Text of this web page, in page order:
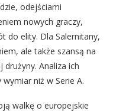
odejściami
nowych graczy,
do elity. Dla Salernitany,
ale także szansą na
Analiza ich
wymiar niż w Serie A.
walkę o europejskie